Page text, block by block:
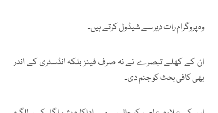
وہ پروگرام رات دیر سے شیڈول کرتے ہیں۔
ان کے کھلے تبصرے نے نہ صرف فینز بلکہ انڈسٹری کے اندر
بھی کافی بحث کو جنم دی۔